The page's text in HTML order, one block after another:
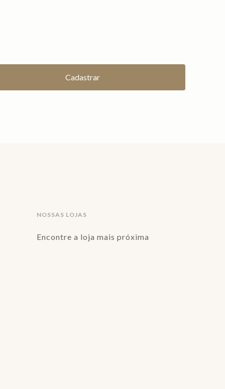
NOSSAS LOJAS
Encontre a loja mais próxima